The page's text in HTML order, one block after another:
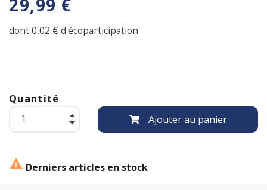
dont 0,02 € d'écoparticipation
Quantité
Ajouter au panier
 Derniers articles en stock